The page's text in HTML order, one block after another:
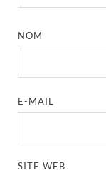
NOM
E-MAIL
SITE WEB